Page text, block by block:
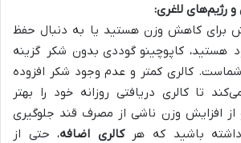
رژیم‌های لاغری:
برای کاهش وزن هستید یا به دنبال حفظ
هستید، کاپوچینو گوددی بدون شکر گزینه
کالری کمتر و عدم وجود شکر افزوده
تا کالری دریافتی روزانه خود را بهتر
افزایش وزن ناشی از مصرف قند جلوگیری
باشید که هرکالری اضافه، حتی از